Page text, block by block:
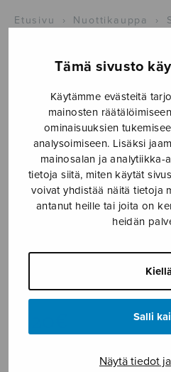
Tämä sivusto
Käytämme evästeitä
mainosten
ominaisuuksien
analysoimiseen. Lisäksi
mainosalan ja analytiikka-
tietoja siitä, miten käytät
voivat yhdistää näitä tietoja
antanut heille tai joita on
heidän
Salli
Näytä tiedot
Etusivu › Nuottikauppa ›
Kolme
romanttista
laulelmaa